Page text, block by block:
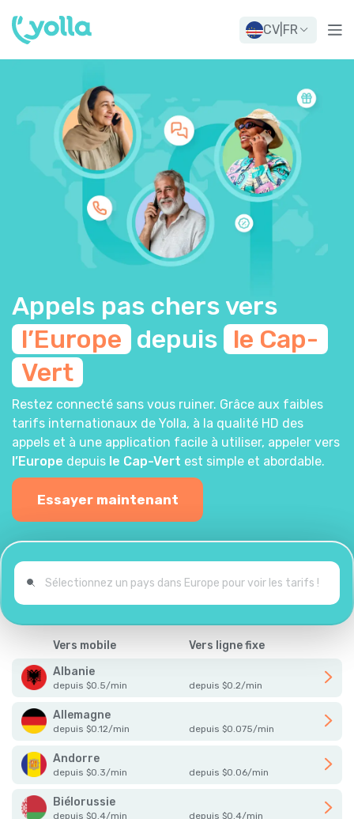
CV FR
Appels pas chers vers
l’Europe depuis le Cap-
Vert
Restez connecté sans vous ruiner. Grâce aux faibles
tarifs internationaux de Yolla, à la qualité HD des
appels et à une application facile à utiliser, appeler vers
l’Europe depuis le Cap-Vert est simple et abordable.
Essayer maintenant
Vers mobile
Vers ligne fixe
Albanie
depuis $0.5/min depuis $0.2/min
Allemagne
depuis $0.12/min depuis $0.075/min
Andorre
depuis $0.3/min depuis $0.06/min
Biélorussie
depuis $0.4/min depuis $0.4/min